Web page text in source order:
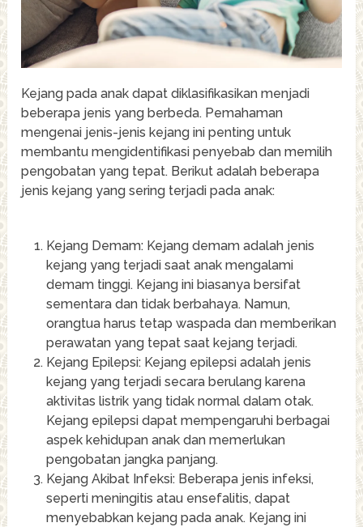
Kejang pada anak dapat diklasifikasikan menjadi
beberapa jenis yang berbeda. Pemahaman
mengenai jenis-jenis kejang ini penting untuk
membantu mengidentifikasi penyebab dan memilih
pengobatan yang tepat. Berikut adalah beberapa
jenis kejang yang sering terjadi pada anak:
Kejang Demam: Kejang demam adalah jenis
kejang yang terjadi saat anak mengalami
demam tinggi. Kejang ini biasanya bersifat
sementara dan tidak berbahaya. Namun,
orangtua harus tetap waspada dan memberikan
perawatan yang tepat saat kejang terjadi.
Kejang Epilepsi: Kejang epilepsi adalah jenis
kejang yang terjadi secara berulang karena
aktivitas listrik yang tidak normal dalam otak.
Kejang epilepsi dapat mempengaruhi berbagai
aspek kehidupan anak dan memerlukan
pengobatan jangka panjang.
Kejang Akibat Infeksi: Beberapa jenis infeksi,
seperti meningitis atau ensefalitis, dapat
menyebabkan kejang pada anak. Kejang ini